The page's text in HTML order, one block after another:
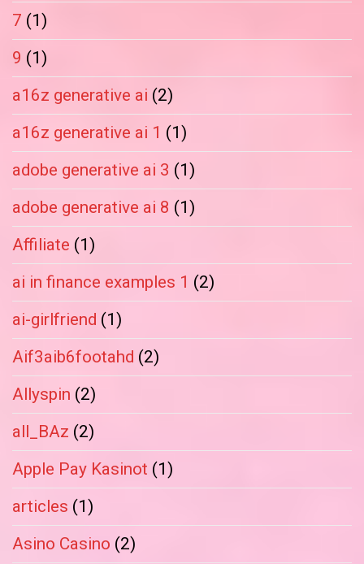
7 (1)
9 (1)
a16z generative ai (2)
a16z generative ai 1 (1)
adobe generative ai 3 (1)
adobe generative ai 8 (1)
Affiliate (1)
ai in finance examples 1 (2)
ai-girlfriend (1)
Aif3aib6footahd (2)
Allyspin (2)
all_BAz (2)
Apple Pay Kasinot (1)
articles (1)
Asino Casino (2)